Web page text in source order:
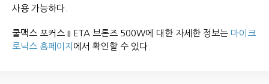
사용 가능하다.
쿨맥스 포커스 II ETA 브론즈 500W에 대한 자세한 정보는 마이크
로닉스 홈페이지 에서 확인할 수 있다.